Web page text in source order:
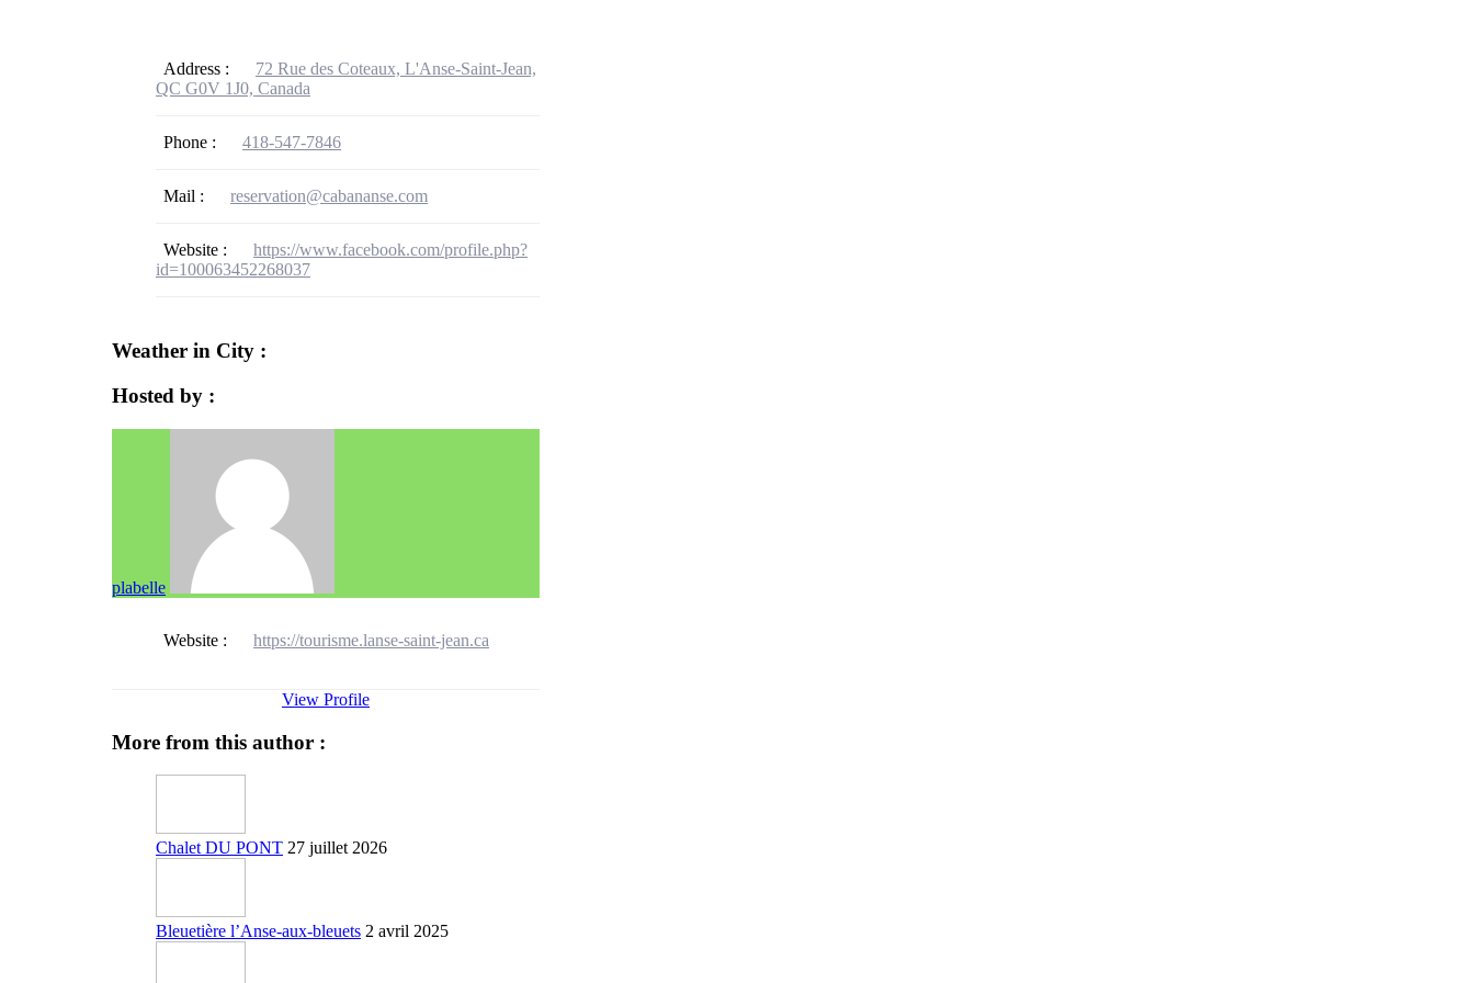
Address :
72 Rue des Coteaux, L'Anse-Saint-Jean,
QC G0V 1J0, Canada
Phone : 418-547-7846
Mail : reservation@cabananse.com
Website :
https://www.facebook.com/profile.php?
id=100063452268037
Weather in City :
Hosted by :
plabelle
Website : https://tourisme.lanse-saint-jean.ca
View Profile
More from this author :
Chalet DU PONT 27 juillet 2026
Bleuetière l’Anse-aux-bleuets 2 avril 2025